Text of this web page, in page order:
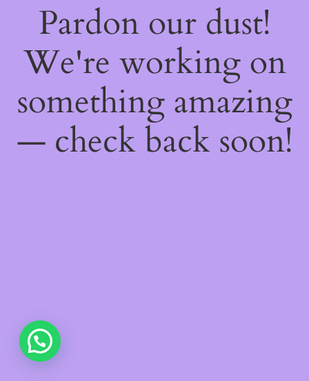
Pardon our dust!
We're working on
something amazing
— check back soon!